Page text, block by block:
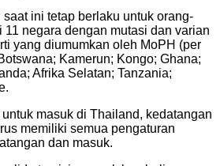
ini tetap berlaku untuk orang-
negara dengan mutasi dan varian
yang diumumkan oleh MoPH (per
Kamerun; Kongo; Ghana;
Afrika Selatan; Tanzania;
masuk di Thailand, kedatangan
memiliki semua pengaturan
dan masuk.